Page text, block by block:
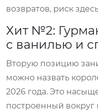
возвратов, риск
Хит №2:
с ванилью и
Вторую позицию
можно назвать
2026 года. Это
построенный вокруг